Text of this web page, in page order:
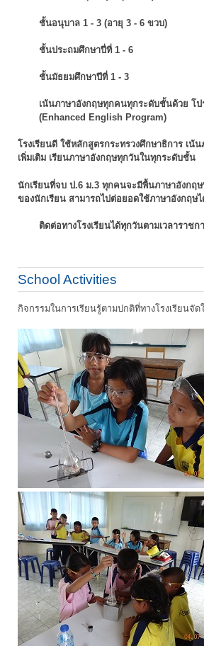
ชั้นอนุบาล 1 - 3 (อายุ 3 - 6 ขวบ)
ชั้นประถมศึกษาปี่ที่ 1 - 6
ชั้นมัธยมศึกษาปีที่ 1 - 3
เน้นภาษาอังกฤษทุกคนทุกระดับชั้นด้วย โป
(Enhanced English Program)
โรงเรียนดี ใช้หลักสูตรกระทรวงศึกษาธิการ เน้
เพิ่มเติม เรียนภาษาอังกฤษทุกวันในทุกระดับชั้น
นักเรียนที่จบ ป.6 ม.3 ทุกคนจะมีพื้นภาษาอังกฤษ
ของนักเรียน สามารถไปต่อยอดใช้ภาษาอังกฤษ
ติดต่อทางโรงเรียนได้ทุกวันตามเวลาราชก
School Activities
กิจกรรมในการเรียนรู้ตามปกติที่ทางโรงเรียนจั